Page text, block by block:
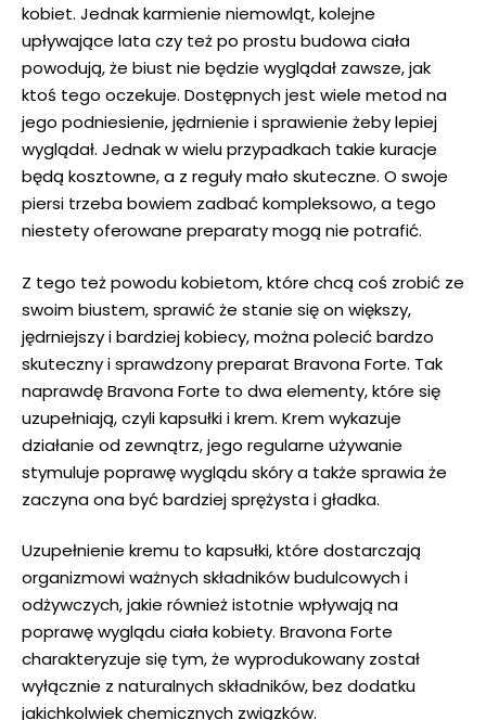
kobiet. Jednak karmienie niemowląt, kolejne
upływające lata czy też po prostu budowa ciała
powodują, że biust nie będzie wyglądał zawsze, jak
ktoś tego oczekuje. Dostępnych jest wiele metod na
jego podniesienie, jędrnienie i sprawienie żeby lepiej
wyglądał. Jednak w wielu przypadkach takie kuracje
będą kosztowne, a z reguły mało skuteczne. O swoje
piersi trzeba bowiem zadbać kompleksowo, a tego
niestety oferowane preparaty mogą nie potrafić.
Z tego też powodu kobietom, które chcą coś zrobić ze
swoim biustem, sprawić że stanie się on większy,
jędrniejszy i bardziej kobiecy, można polecić bardzo
skuteczny i sprawdzony preparat Bravona Forte. Tak
naprawdę Bravona Forte to dwa elementy, które się
uzupełniają, czyli kapsułki i krem. Krem wykazuje
działanie od zewnątrz, jego regularne używanie
stymuluje poprawę wyglądu skóry a także sprawia że
zaczyna ona być bardziej sprężysta i gładka.
Uzupełnienie kremu to kapsułki, które dostarczają
organizmowi ważnych składników budulcowych i
odżywczych, jakie również istotnie wpływają na
poprawę wyglądu ciała kobiety. Bravona Forte
charakteryzuje się tym, że wyprodukowany został
wyłącznie z naturalnych składników, bez dodatku
jakichkolwiek chemicznych związków.